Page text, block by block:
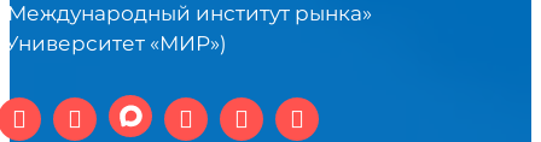
институт рынка»
«МИР»)